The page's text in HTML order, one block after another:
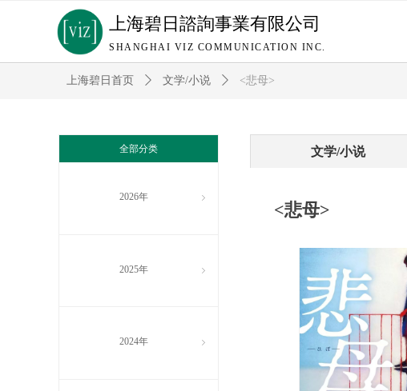
上海碧日諮詢事業有限公司
SHANGHAI VIZ COMMUNICATION INC.
上海碧日首页 ꄲ 文学/小说 ꄲ <悲母>
<悲母>
全部分类
ꁇ
2026年
ꁇ
2025年
ꁇ
2024年
文学/小说